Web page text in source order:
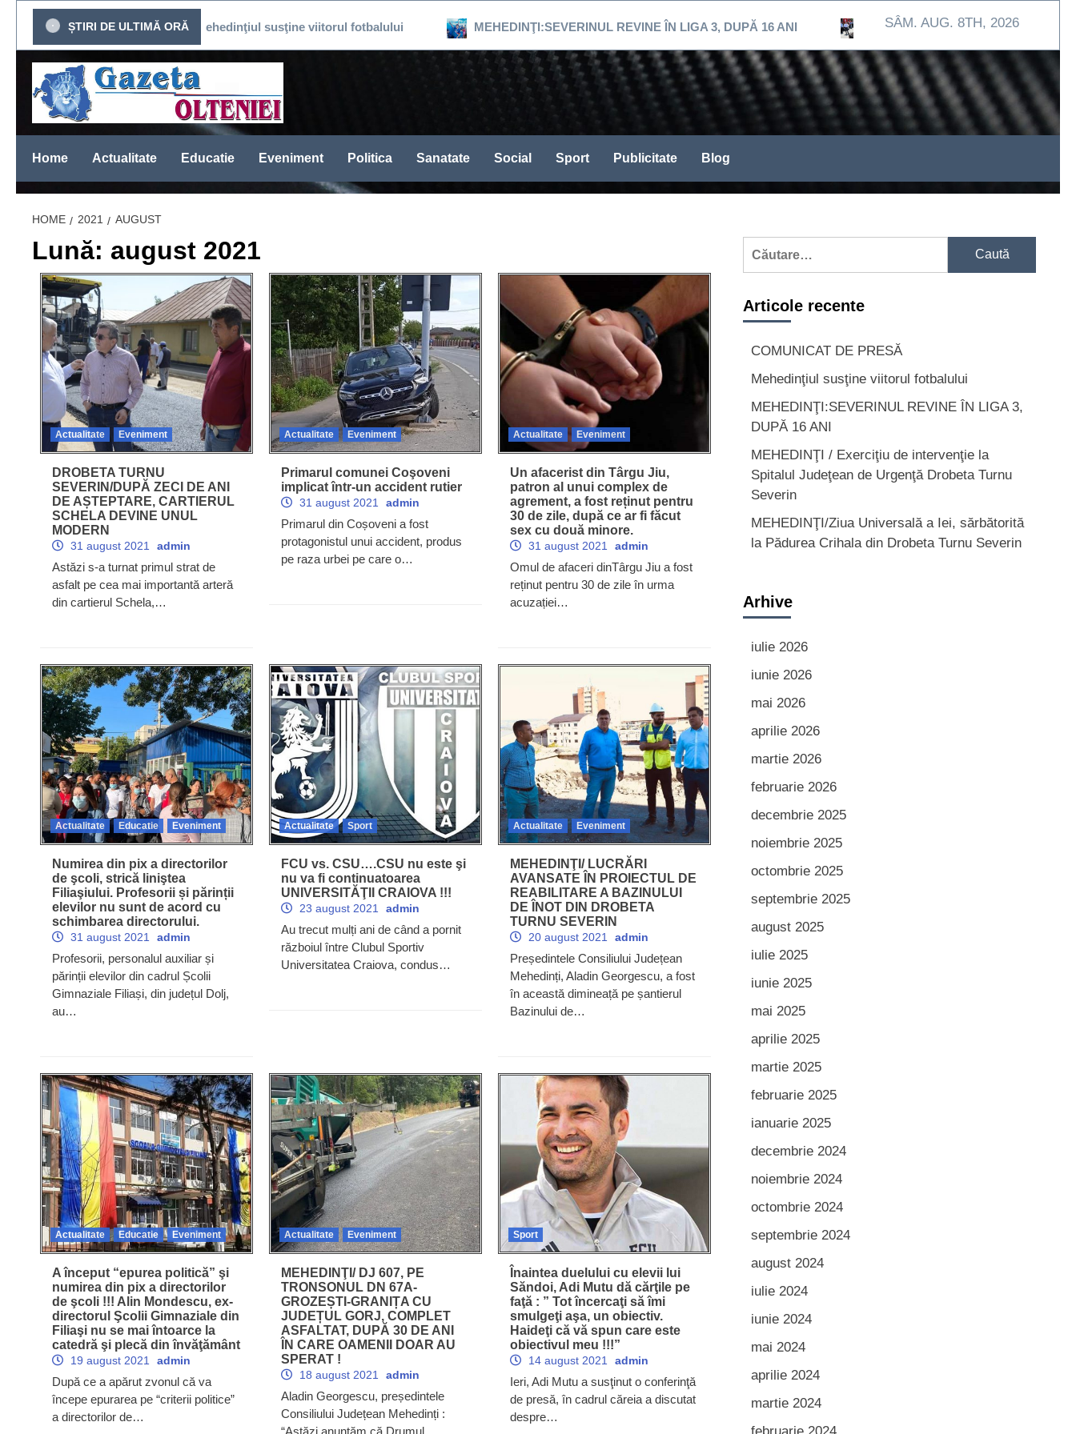
Sari
conținut
ȘTIRI DE ULTIMĂ ORĂ
PRESĂ Mehedinţiul susţine viitorul fotbalului MEHEDINŢI:SEVERINUL REVINE ÎN LIGA 3, DUPĂ 16 ANI MEHEDINŢI / Exerciţiu de intervenţie la
SÂM. AUG. 8TH, 2026
Home Actualitate Educatie Eveniment Politica Sanatate Social Sport Publicitate Blog
HOME 2021 AUGUST
Lună: august 2021
Actualitate Eveniment
DROBETA TURNU
SEVERIN/DUPĂ ZECI DE ANI
DE AȘTEPTARE, CARTIERUL
SCHELA DEVINE UNUL
MODERN
31 august 2021 admin
Astăzi s-a turnat primul strat de
asfalt pe cea mai importantă arteră
din cartierul Schela,…
Actualitate Eveniment
Primarul comunei Coşoveni
implicat într-un accident rutier
31 august 2021 admin
Primarul din Coșoveni a fost
protagonistul unui accident, produs
pe raza urbei pe care o…
Actualitate Eveniment
Un afacerist din Târgu Jiu,
patron al unui complex de
agrement, a fost reținut pentru
30 de zile, după ce ar fi făcut
sex cu două minore.
31 august 2021 admin
Omul de afaceri dinTârgu Jiu a fost
reținut pentru 30 de zile în urma
acuzației…
Actualitate Educatie Eveniment
Numirea din pix a directorilor
de şcoli, strică liniştea
Filiaşiului. Profesorii și părinții
elevilor nu sunt de acord cu
schimbarea directorului.
31 august 2021 admin
Profesorii, personalul auxiliar și
părinții elevilor din cadrul Școlii
Gimnaziale Filiași, din județul Dolj,
au…
Actualitate Sport
FCU vs. CSU….CSU nu este şi
nu va fi continuatoarea
UNIVERSITĂŢII CRAIOVA !!!
23 august 2021 admin
Au trecut mulți ani de când a pornit
războiul între Clubul Sportiv
Universitatea Craiova, condus…
Actualitate Eveniment
MEHEDINŢI/ LUCRĂRI
AVANSATE ÎN PROIECTUL DE
REABILITARE A BAZINULUI
DE ÎNOT DIN DROBETA
TURNU SEVERIN
20 august 2021 admin
Președintele Consiliului Județean
Mehedinți, Aladin Georgescu, a fost
în această dimineață pe șantierul
Bazinului de…
Actualitate Educatie Eveniment
A început “epurea politică” şi
numirea din pix a directorilor
de şcoli !!! Alin Mondescu, ex-
directorul Şcolii Gimnaziale din
Filiaşi nu se mai întoarce la
catedră şi plecă din învăţământ
19 august 2021 admin
După ce a apărut zvonul că va
începe epurarea pe “criterii politice”
a directorilor de…
Actualitate Eveniment
MEHEDINŢI/ DJ 607, PE
TRONSONUL DN 67A-
GROZEȘTI-GRANIȚA CU
JUDEȚUL GORJ, COMPLET
ASFALTAT, DUPĂ 30 DE ANI
ÎN CARE OAMENII DOAR AU
SPERAT !
18 august 2021 admin
Aladin Georgescu, președintele
Consiliului Județean Mehedinți :
“Astăzi anunțăm că Drumul
Sport
Înaintea duelului cu elevii lui
Săndoi, Adi Mutu dă cărţile pe
faţă : ” Tot încercaţi să îmi
smulgeţi aşa, un obiectiv.
Haideţi că vă spun care este
obiectivul meu !!!”
14 august 2021 admin
Ieri, Adi Mutu a susţinut o conferinţă
de presă, în cadrul căreia a discutat
despre…
Articole recente
COMUNICAT DE PRESĂ
Mehedinţiul susţine viitorul fotbalului
MEHEDINŢI:SEVERINUL REVINE ÎN LIGA 3,
DUPĂ 16 ANI
MEHEDINŢI / Exerciţiu de intervenţie la
Spitalul Judeţean de Urgenţă Drobeta Turnu
Severin
MEHEDINŢI/Ziua Universală a Iei, sărbătorită
la Pădurea Crihala din Drobeta Turnu Severin
Arhive
iulie 2026
iunie 2026
mai 2026
aprilie 2026
martie 2026
februarie 2026
decembrie 2025
noiembrie 2025
octombrie 2025
septembrie 2025
august 2025
iulie 2025
iunie 2025
mai 2025
aprilie 2025
martie 2025
februarie 2025
ianuarie 2025
decembrie 2024
noiembrie 2024
octombrie 2024
septembrie 2024
august 2024
iulie 2024
iunie 2024
mai 2024
aprilie 2024
martie 2024
februarie 2024